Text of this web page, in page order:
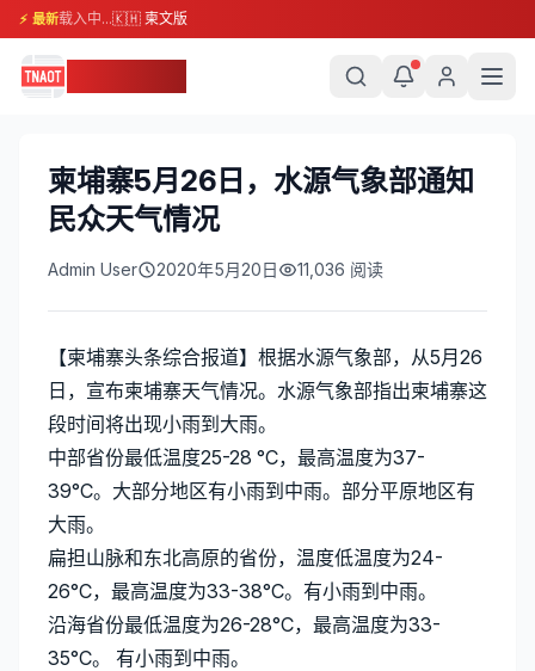
⚡ 最新载入中...🇰🇭 柬文版
柬埔寨5月26日，水源气象部通知
民众天气情况
Admin User 2020年5月20日 11,036 阅读
【柬埔寨头条综合报道】根据水源气象部，从5月26
日，宣布柬埔寨天气情况。水源气象部指出柬埔寨这
段时间将出现小雨到大雨。
中部省份最低温度25-28 °C，最高温度为37-
39°C。大部分地区有小雨到中雨。部分平原地区有
大雨。
扁担山脉和东北高原的省份，温度低温度为24-
26°C，最高温度为33-38°C。有小雨到中雨。
沿海省份最低温度为26-28°C，最高温度为33-
35°C。 有小雨到中雨。